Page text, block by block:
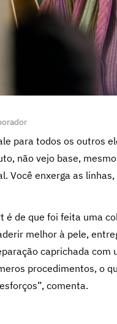
para todos os outros
não vejo base,
Você enxerga as
é de que foi feita uma
melhor à pele,
caprichada com
procedimentos, o
comenta.